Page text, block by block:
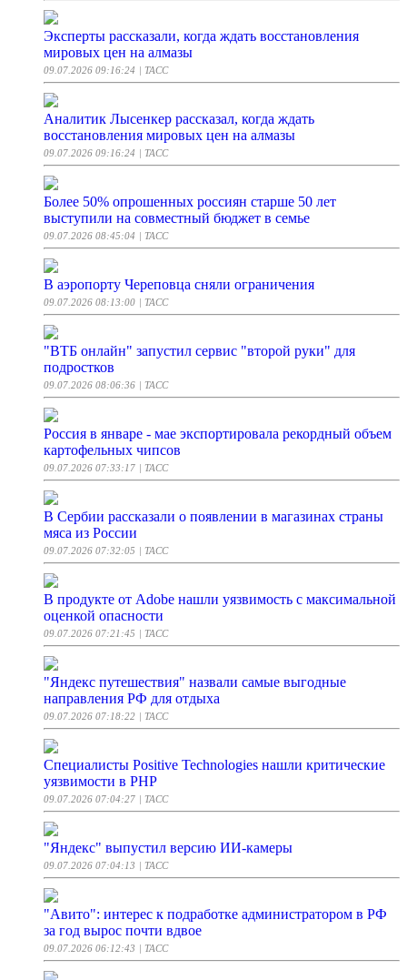
Эксперты рассказали, когда ждать восстановления
мировых цен на алмазы
09.07.2026 09:16:24 | ТАСС
Аналитик Лысенкер рассказал, когда ждать
восстановления мировых цен на алмазы
09.07.2026 09:16:24 | ТАСС
Более 50% опрошенных россиян старше 50 лет
выступили на совместный бюджет в семье
09.07.2026 08:45:04 | ТАСС
В аэропорту Череповца сняли ограничения
09.07.2026 08:13:00 | ТАСС
"ВТБ онлайн" запустил сервис "второй руки" для
подростков
09.07.2026 08:06:36 | ТАСС
Россия в январе - мае экспортировала рекордный объем
картофельных чипсов
09.07.2026 07:33:17 | ТАСС
В Сербии рассказали о появлении в магазинах страны
мяса из России
09.07.2026 07:32:05 | ТАСС
В продукте от Adobe нашли уязвимость с максимальной
оценкой опасности
09.07.2026 07:21:45 | ТАСС
"Яндекс путешествия" назвали самые выгодные
направления РФ для отдыха
09.07.2026 07:18:22 | ТАСС
Специалисты Positive Technologies нашли критические
уязвимости в PHP
09.07.2026 07:04:27 | ТАСС
"Яндекс" выпустил версию ИИ-камеры
09.07.2026 07:04:13 | ТАСС
"Авито": интерес к подработке администратором в РФ
за год вырос почти вдвое
09.07.2026 06:12:43 | ТАСС